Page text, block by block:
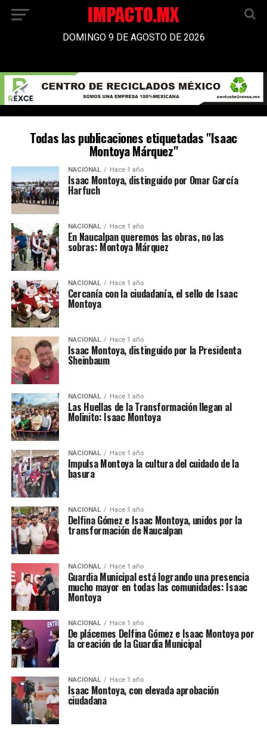
DOMINGO 9 DE AGOSTO DE 2026
Todas las publicaciones etiquetadas "Isaac
Montoya Márquez"
NACIONAL Hace 1 año
Isaac Montoya, distinguido por Omar García
Harfuch
NACIONAL Hace 1 año
En Naucalpan queremos las obras, no las
sobras: Montoya Márquez
NACIONAL Hace 1 año
Cercanía con la ciudadanía, el sello de Isaac
Montoya
NACIONAL Hace 1 año
Isaac Montoya, distinguido por la Presidenta
Sheinbaum
NACIONAL Hace 1 año
Las Huellas de la Transformación llegan al
Molinito: Isaac Montoya
NACIONAL Hace 1 año
Impulsa Montoya la cultura del cuidado de la
basura
NACIONAL Hace 1 año
Delfina Gómez e Isaac Montoya, unidos por la
transformación de Naucalpan
NACIONAL Hace 1 año
Guardia Municipal está logrando una presencia
mucho mayor en todas las comunidades: Isaac
Montoya
NACIONAL Hace 1 año
De plácemes Delfina Gómez e Isaac Montoya por
la creación de la Guardia Municipal
NACIONAL Hace 1 año
Isaac Montoya, con elevada aprobación
ciudadana